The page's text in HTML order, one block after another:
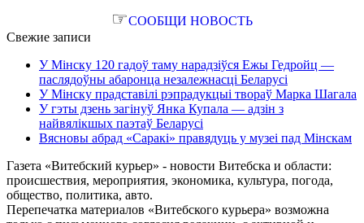
☞СООБЩИ НОВОСТЬ
Свежие записи
У Мінску 120 гадоў таму нарадзіўся Ежы Гедройц —
паслядоўны абаронца незалежнасці Беларусі
У Мінску прадставілі рэпрадукцыі твораў Марка Шагала
У гэты дзень загінуў Янка Купала — адзін з
найвялікшых паэтаў Беларусі
Вясновы абрад «Саракі» правядуць у музеі пад Мінскам
Газета «Витебский курьер» - новости Витебска и области:
происшествия, мероприятия, экономика, культура, погода,
общество, политика, авто.
Перепечатка материалов «Витебского курьера» возможна